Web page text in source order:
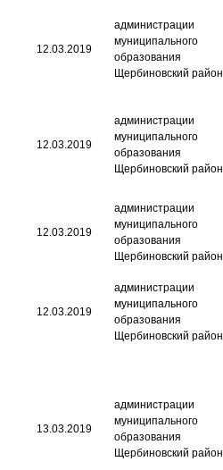
12.03.2019
администрации
муниципального
образования
Щербиновский район
12.03.2019
администрации
муниципального
образования
Щербиновский район
12.03.2019
администрации
муниципального
образования
Щербиновский район
12.03.2019
администрации
муниципального
образования
Щербиновский район
13.03.2019
администрации
муниципального
образования
Щербиновский район